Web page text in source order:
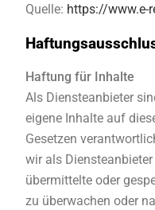
Quelle: https://www.e-
Haftung für Inhalte
Als Diensteanbieter
eigene Inhalte auf
Gesetzen
wir als
übermittelte oder
zu überwachen oder